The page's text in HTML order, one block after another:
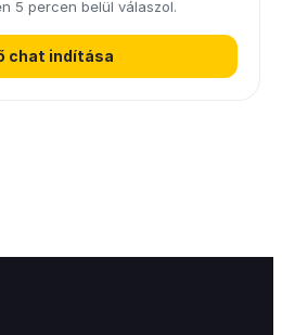
5 percen belül válaszol.
chat indítása